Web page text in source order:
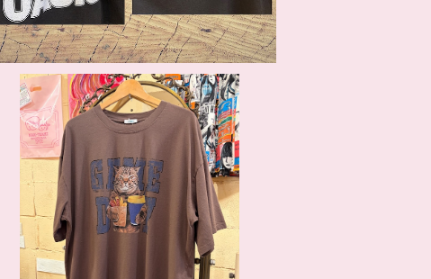
ネコプリントビッグTシャツ
¥6,270
SOLD OUT